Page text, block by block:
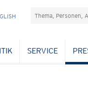
Suchefeld
SERVICE